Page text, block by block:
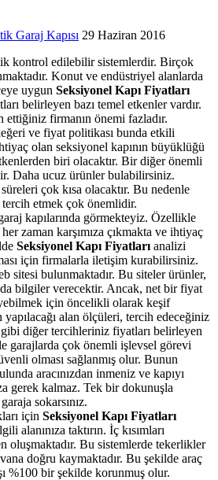
Garaj Kapısı 29 Haziran 2016
kontrol edilebilir sistemlerdir. Birçok
Konut ve endüstriyel alanlarda
uygun Seksiyonel Kapı Fiyatları
belirleyen bazı temel etkenler vardır.
ettiğiniz firmanın önemi fazladır.
ve fiyat politikası bunda etkili
olan seksiyonel kapının büyüklüğü
biri olacaktır. Bir diğer önemli
Daha ucuz ürünler bulabilirsiniz.
çok kısa olacaktır. Bu nedenle
etmek çok önemlidir.
kapılarında görmekteyiz. Özellikle
zaman karşımıza çıkmakta ve ihtiyaç
Seksiyonel Kapı Fiyatları analizi
için firmalarla iletişim kurabilirsiniz.
sitesi bulunmaktadır. Bu siteler ürünler,
bilgiler verecektir. Ancak, net bir fiyat
için öncelikli olarak keşif
yapılacağı alan ölçüleri, tercih edeceğiniz
diğer tercihleriniz fiyatları belirleyen
garajlarda çok önemli işlevsel görevi
olması sağlanmış olur. Bunun
aracınızdan inmeniz ve kapıyı
gerek kalmaz. Tek bir dokunuşla
sokarsınız.
için Seksiyonel Kapı Fiyatları
alanınıza taktırın. İç kısımları
oluşmaktadır. Bu sistemlerde tekerlikler
doğru kaymaktadır. Bu şekilde araç
%100 bir şekilde korunmuş olur.